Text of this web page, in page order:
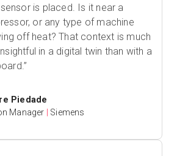
is placed. Is it near a
or any type of machine
off heat? That context is much
in a digital twin than with a
Piedade
Manager
Siemens